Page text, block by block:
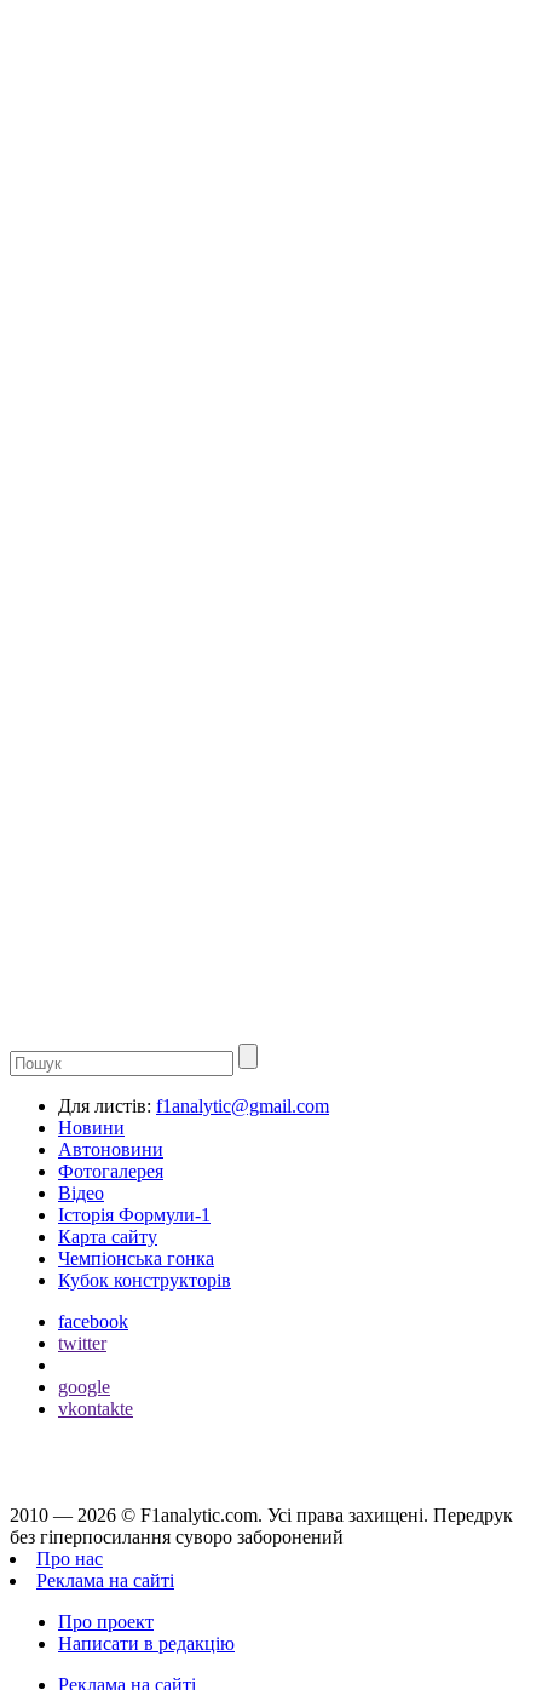
Для листів: f1analytic@gmail.com
Новини
Автоновини
Фотогалерея
Відео
Історія Формули-1
Карта сайту
Чемпіонська гонка
Кубок конструкторів
facebook
twitter
google
vkontakte
2010 — 2026 © F1analytic.com. Усi права захищенi. Передрук
без гіперпосилання суворо заборонений
Про нас
Реклама на сайті
Про проект
Написати в редакцію
Реклама на сайті